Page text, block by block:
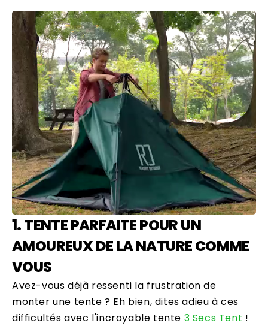
1. TENTE PARFAITE POUR UN
AMOUREUX DE LA NATURE COMME
VOUS
Avez-vous déjà ressenti la frustration de
monter une tente ? Eh bien, dites adieu à ces
difficultés avec l'incroyable tente 3 Secs Tent !